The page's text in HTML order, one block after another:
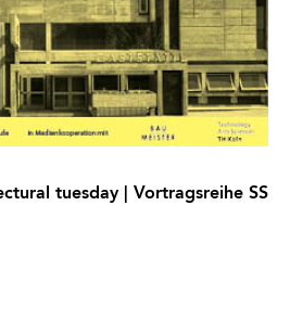
tuesday | Vortragsreihe SS